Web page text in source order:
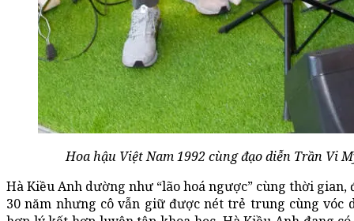
Hoa hậu Việt Nam 1992 cùng đạo diễn Trần Vi
Hà Kiều Anh dường như “lão hoá ngược” cùng thời
30 năm nhưng cô vẫn giữ được nét trẻ trung cùng vóc